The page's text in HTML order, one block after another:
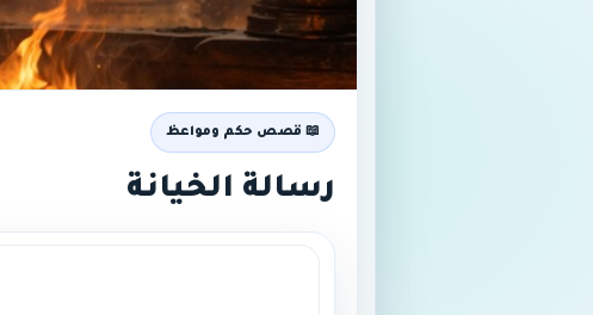
📖 قصص حكم ومواعظ
رسالة الخيانة